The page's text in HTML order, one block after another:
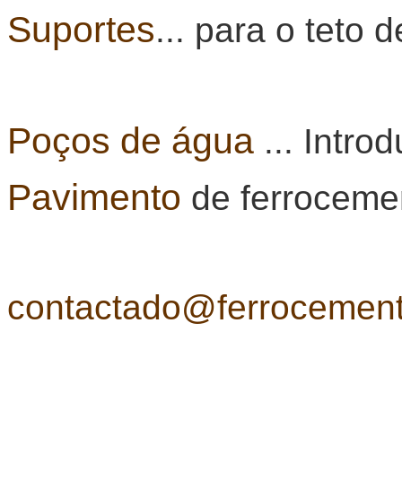
Suportes... para o teto
Poços de água ...
Pavimento de